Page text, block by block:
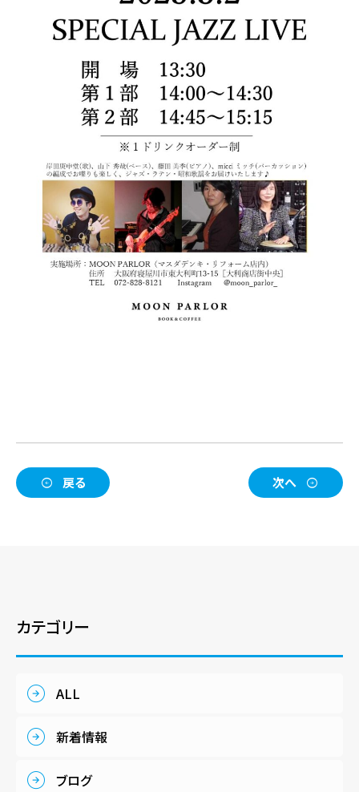
戻る 次へ
カテゴリー
ALL
新着情報
ブログ